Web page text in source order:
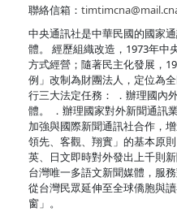
聯絡信箱：
中央通訊社是中華民國的國家
體。 經歷組織改造，1973年中
方式經營；隨著民主化發展，
例」改制為財團法人，定位為
行三大法定任務： ．辦理國內
體。 ．辦理國家對外新聞通訊
加強與國際新聞通訊社合作，
領先、客觀、翔實」的基本原
英、日文即時對外發出上千則
台灣唯一多語文新聞媒體，服
從台灣民眾延伸至全球僑胞與
窗」。